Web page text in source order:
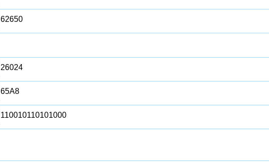
62650
26024
65A8
110010110101000